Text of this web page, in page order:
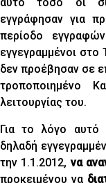
εγγράφησαν για
περίοδο
εγγεγραμμένοι στο
δεν προέβησαν σε
τροποποιημένο
λειτουργίας του.
Για το λόγο αυτό
δηλαδή
την 1.1.2012, να
προκειμένου να